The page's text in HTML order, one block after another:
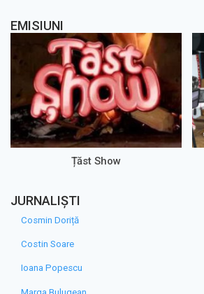
EMISIUNI
Țăst Show
JURNALIȘTI
Cosmin Doriță
Costin Soare
Ioana Popescu